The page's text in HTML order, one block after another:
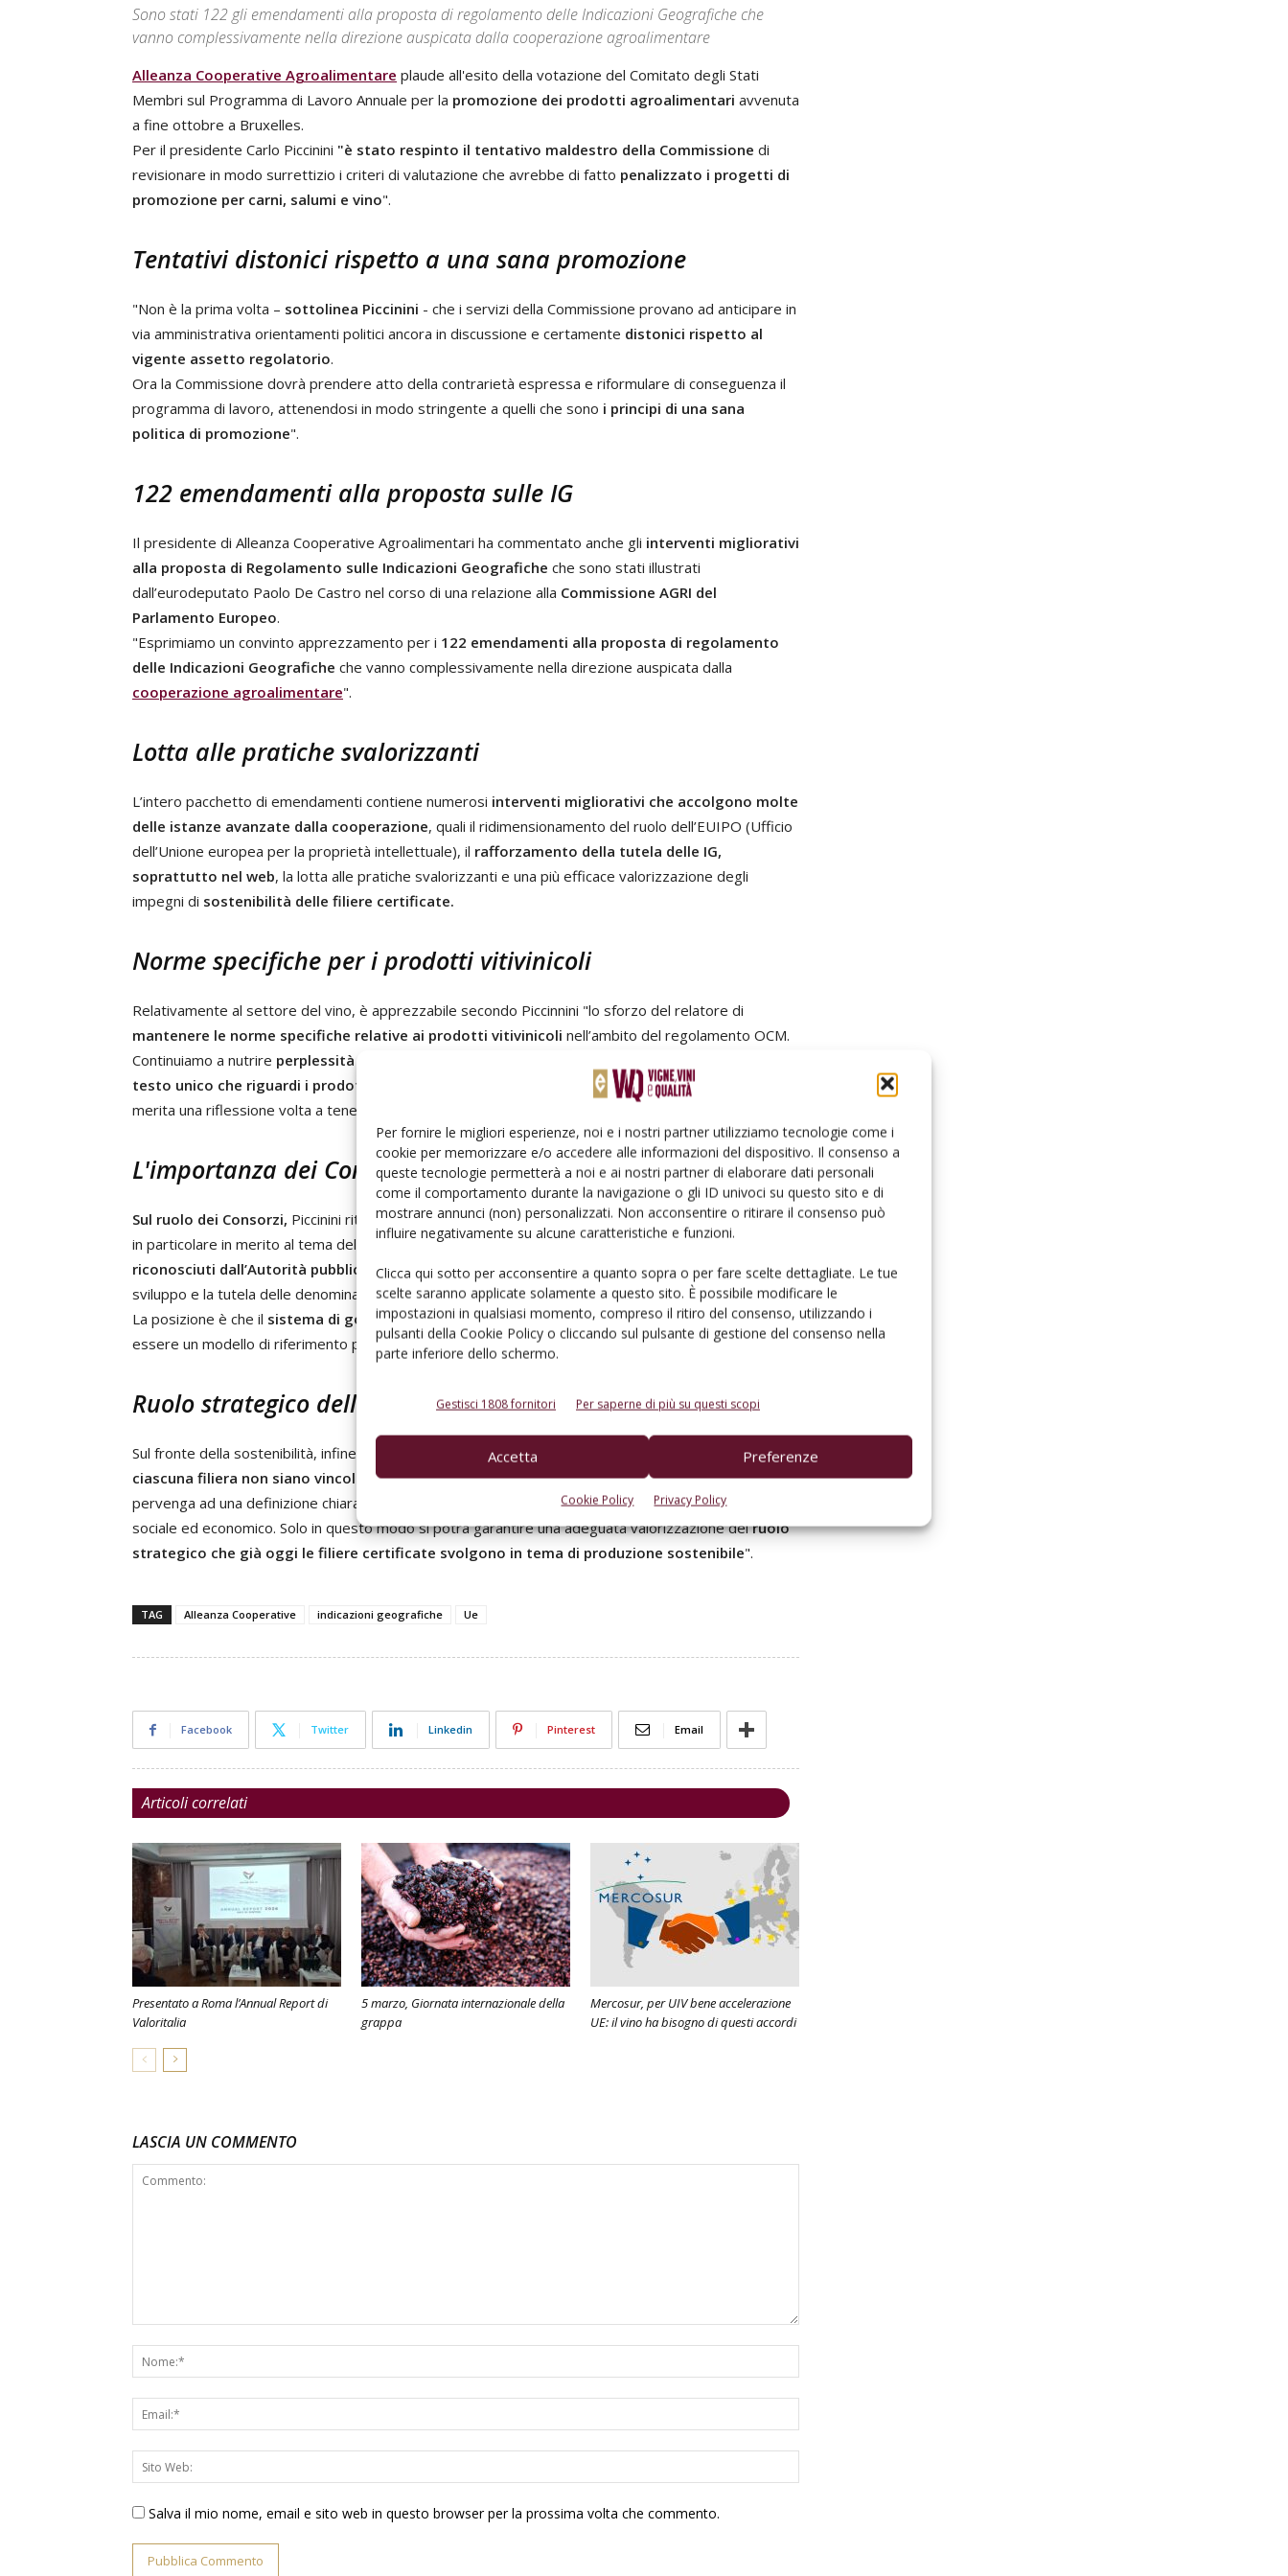
Per fornire le migliori esperienze, noi e i nostri partner utilizziamo tecnologie come i
cookie per memorizzare e/o accedere alle informazioni del dispositivo. Il consenso a
queste tecnologie permetterà a noi e ai nostri partner di elaborare dati personali
come il comportamento durante la navigazione o gli ID univoci su questo sito e di
mostrare annunci (non) personalizzati. Non acconsentire o ritirare il consenso può
influire negativamente su alcune caratteristiche e funzioni.
Clicca qui sotto per acconsentire a quanto sopra o per fare scelte dettagliate. Le tue
scelte saranno applicate solamente a questo sito. È possibile modificare le
impostazioni in qualsiasi momento, compreso il ritiro del consenso, utilizzando i
pulsanti della Cookie Policy o cliccando sul pulsante di gestione del consenso nella
parte inferiore dello schermo.
Gestisci 1808 fornitori Per saperne di più su questi scopi
Accetta Preferenze
Cookie Policy Privacy Policy
Sono stati 122 gli emendamenti alla proposta di regolamento delle Indicazioni Geografiche che
vanno complessivamente nella direzione auspicata dalla cooperazione agroalimentare
Alleanza Cooperative Agroalimentare plaude all'esito della votazione del Comitato degli Stati
Membri sul Programma di Lavoro Annuale per la promozione dei prodotti agroalimentari avvenuta
a fine ottobre a Bruxelles.
Per il presidente Carlo Piccinini "è stato respinto il tentativo maldestro della Commissione di
revisionare in modo surrettizio i criteri di valutazione che avrebbe di fatto penalizzato i progetti di
promozione per carni, salumi e vino".
Tentativi distonici rispetto a una sana promozione
"Non è la prima volta – sottolinea Piccinini - che i servizi della Commissione provano ad anticipare in
via amministrativa orientamenti politici ancora in discussione e certamente distonici rispetto al
vigente assetto regolatorio.
Ora la Commissione dovrà prendere atto della contrarietà espressa e riformulare di conseguenza il
programma di lavoro, attenendosi in modo stringente a quelli che sono i principi di una sana
politica di promozione".
122 emendamenti alla proposta sulle IG
Il presidente di Alleanza Cooperative Agroalimentari ha commentato anche gli interventi migliorativi
alla proposta di Regolamento sulle Indicazioni Geografiche che sono stati illustrati
dall’eurodeputato Paolo De Castro nel corso di una relazione alla Commissione AGRI del
Parlamento Europeo.
"Esprimiamo un convinto apprezzamento per i 122 emendamenti alla proposta di regolamento
delle Indicazioni Geografiche che vanno complessivamente nella direzione auspicata dalla
cooperazione agroalimentare".
Lotta alle pratiche svalorizzanti
L’intero pacchetto di emendamenti contiene numerosi interventi migliorativi che accolgono molte
delle istanze avanzate dalla cooperazione, quali il ridimensionamento del ruolo dell’EUIPO (Ufficio
dell’Unione europea per la proprietà intellettuale), il rafforzamento della tutela delle IG,
soprattutto nel web, la lotta alle pratiche svalorizzanti e una più efficace valorizzazione degli
impegni di sostenibilità delle filiere certificate.
Norme specifiche per i prodotti vitivinicoli
Relativamente al settore del vino, è apprezzabile secondo Piccinnini "lo sforzo del relatore di
mantenere le norme specifiche relative ai prodotti vitivinicoli nell’ambito del regolamento OCM.
Continuiamo a nutrire perplessitàin merito all’obiettivo generale della Commissione di elaborare
testo unico che riguardi i prodotti agroalimentari e quelli vitivinicoli . È un aspetto questo che
merita una riflessione volta a tener conto delle
L'importanza dei Consorzi e del modello italiano
Sul ruolo dei Consorzi, Piccinini ritiene "opportuno che vengano fatti ancora dei passaggi migliorativi,
in particolare in merito al tema della rappresentatività e all’esigenza chequesti debbano essere
riconosciuti dall’Autorità pubblica competenteper poter esercitare prerogative essenziali per lo
sviluppo e la tutela delle denominazioni e delle filiere produttive coinvolte".
La posizione è che il sistema di governance italianoabbia dimostrato la sua efficacia e debba
essere un modello di riferimento per la legislazione comunitaria".
Ruolo strategico delle filiere certificate
Sul fronte della sostenibilità, infine, secondo Piccinini "è statopositivo il fatto che gli impegni di
ciascuna filiera non siano vincolati ai disciplinari di produzione, ma abbiamo bisogno che si
pervenga ad una definizione chiara a livello comunitario di sostenibilità, dal punto di vista ambientale,
sociale ed economico. Solo in questo modo si potrà garantire una adeguata valorizzazione delruolo
strategico che già oggi le filiere certificate svolgono in tema di produzione sostenibile".
TAG Alleanza Cooperative indicazioni geografiche Ue
Facebook Twitter Linkedin Pinterest Email
Articoli correlati
Presentato a Roma l’Annual Report di
Valoritalia
5 marzo, Giornata internazionale della
grappa
Mercosur, per UIV bene accelerazione
UE: il vino ha bisogno di questi accordi
LASCIA UN COMMENTO
Salva il mio nome, email e sito web in questo browser per la prossima volta che commento.